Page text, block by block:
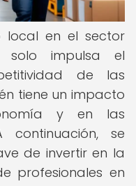
local en el sector
impulsa el
de las
tiene un impacto
y en las
continuación, se
de invertir en la
profesionales en